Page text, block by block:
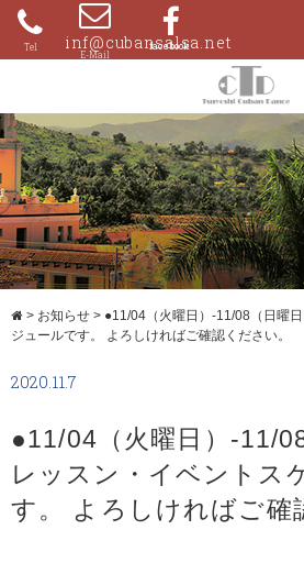
Skip
content
080- inf@cubansalsa.net
> お知らせ > ●11/04（火曜日）-11/08（日曜
ジュールです。 よろしければご確認ください。
2020.11.7
●11/04（火曜日）-11/
レッスン・イベントス
す。 よろしければご確